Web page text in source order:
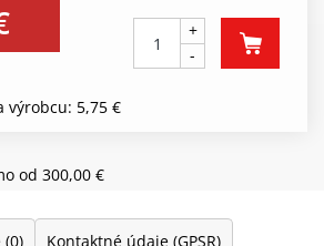
výrobcu: 5,75 €
+
-
od 300,00 €
(0) Kontaktné údaje (GPSR)